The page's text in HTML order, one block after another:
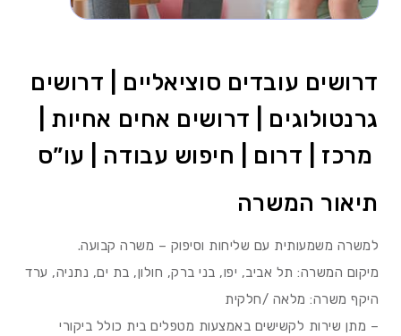
דרושים עובדים סוציאליים | דרושים
גרנטולוגים | דרושים אחים אחיות |
מרכז | דרום | חיפוש עבודה | עו”ס
תיאור המשרה
למשרה משמעותית עם שליחות וסיפוק – משרה קבועה.
מיקום המשרה: תל אביב, יפו, בני ברק, חולון, בת ים, נתניה, ערד
היקף משרה: מלאה /חלקית
– מתן שירות לקשישים באמצעות מטפלים בית כולל ביקורי